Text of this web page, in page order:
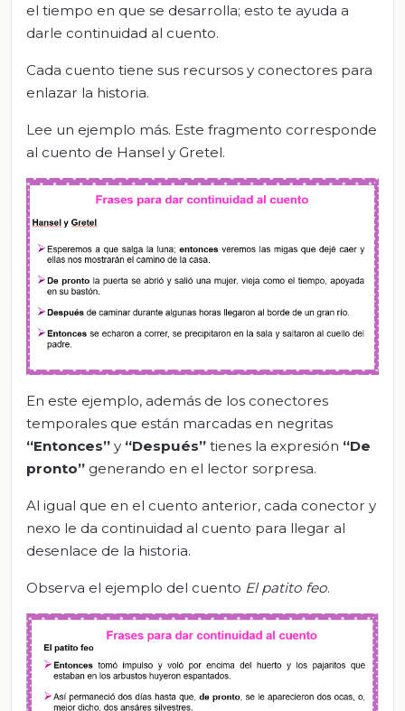
el tiempo en que se desarrolla; esto te ayuda a
darle continuidad al cuento.
Cada cuento tiene sus recursos y conectores para
enlazar la historia.
Lee un ejemplo más. Este fragmento corresponde
al cuento de Hansel y Gretel.
En este ejemplo, además de los conectores
temporales que están marcadas en negritas
“Entonces” y “Después” tienes la expresión “De
pronto” generando en el lector sorpresa.
Al igual que en el cuento anterior, cada conector y
nexo le da continuidad al cuento para llegar al
desenlace de la historia.
Observa el ejemplo del cuento El patito feo.